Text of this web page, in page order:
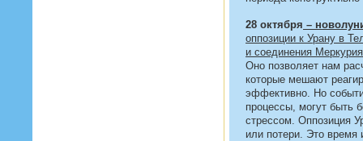
28 октября –
оппозиции к Урану в
и соединения
Оно позволяет нам
которые мешают
эффективно. Но
процессы, могут быть
стрессом. Оппозиция
или потери. Это время